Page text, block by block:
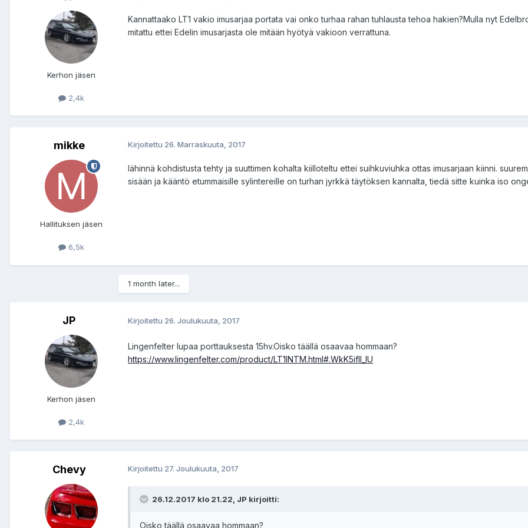
Kerhon jäsen
2,4k
Kannattaako LT1 vakio imusarjaa portata vai onko turhaa rahan tuhlausta tehoa hakien?Mulla nyt
mitattu ettei Edelin imusarjasta ole mitään hyötyä vakioon verrattuna.
mikke
Hallituksen jäsen
6,5k
Kirjoitettu 26. Marraskuuta, 2017
lähinnä kohdistusta tehty ja suuttimen kohalta kiilloteltu ettei suihkuviuhka ottas imusarjaan kiinni.
sisään ja kääntö etummaisille sylintereille on turhan jyrkkä täytöksen kannalta, tiedä sitte kuinka iso
1 month later...
JP
Kerhon jäsen
2,4k
Kirjoitettu 26. Joulukuuta, 2017
Lingenfelter lupaa porttauksesta 15hv.Oisko täällä osaavaa hommaan?
https://www.lingenfelter.com/product/LT1INTM.html#.WkK5ifll_IU
Chevy Kirjoitettu 27. Joulukuuta, 2017
26.12.2017 klo 21.22, JP kirjoitti:
Oisko täällä osaavaa hommaan?